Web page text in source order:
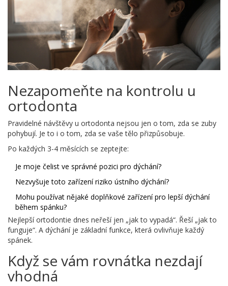
Nezapomeňte na kontrolu u
ortodonta
Pravidelné návštěvy u ortodonta nejsou jen o tom, zda se zuby
pohybují. Je to i o tom, zda se vaše tělo přizpůsobuje.
Po každých 3-4 měsících se zeptejte:
Je moje čelist ve správné pozici pro dýchání?
Nezvyšuje toto zařízení riziko ústního dýchání?
Mohu používat nějaké doplňkové zařízení pro lepší dýchání
během spánku?
Nejlepší ortodontie dnes neřeší jen „jak to vypadá“. Řeší „jak to
funguje“. A dýchání je základní funkce, která ovlivňuje každý
spánek.
Když se vám rovnátka nezdají
vhodná